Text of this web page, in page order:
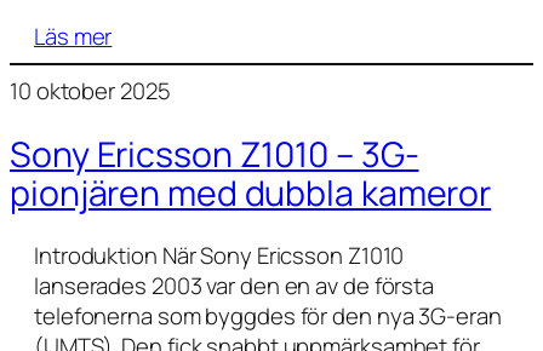
Läs mer
10 oktober 2025
Sony Ericsson Z1010 – 3G-
pionjären med dubbla kameror
Introduktion När Sony Ericsson Z1010
lanserades 2003 var den en av de första
telefonerna som byggdes för den nya 3G-eran